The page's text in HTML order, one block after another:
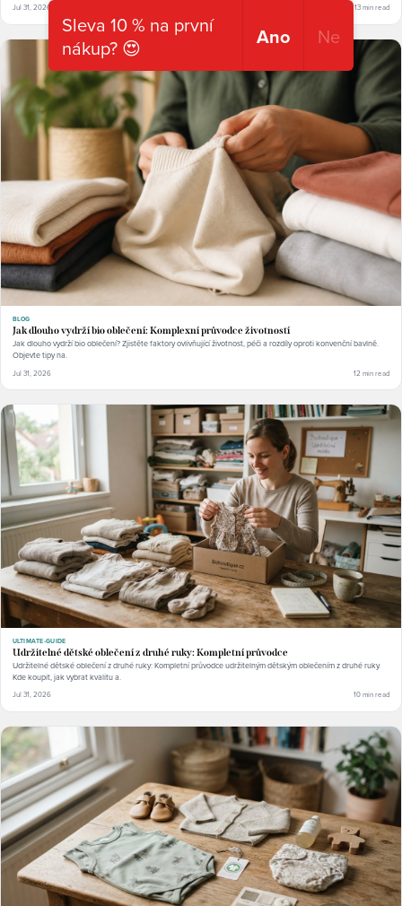
Jul 31, 2026 13 min read
BLOG
Jak dlouho vydrží bio oblečení: Komplexní průvodce životností
Jak dlouho vydrží bio oblečení? Zjistěte faktory ovlivňující životnost, péči a rozdíly oproti konvenční bavlně.
Objevte tipy na.
Jul 31, 2026 12 min read
ULTIMATE-GUIDE
Udržitelné dětské oblečení z druhé ruky: Kompletní průvodce
Udržitelné dětské oblečení z druhé ruky: Kompletní průvodce udržitelným dětským oblečením z druhé ruky.
Kde koupit, jak vybrat kvalitu a.
Jul 31, 2026 10 min read
Sleva 10 % na první
nákup? 😍
Ano Ne